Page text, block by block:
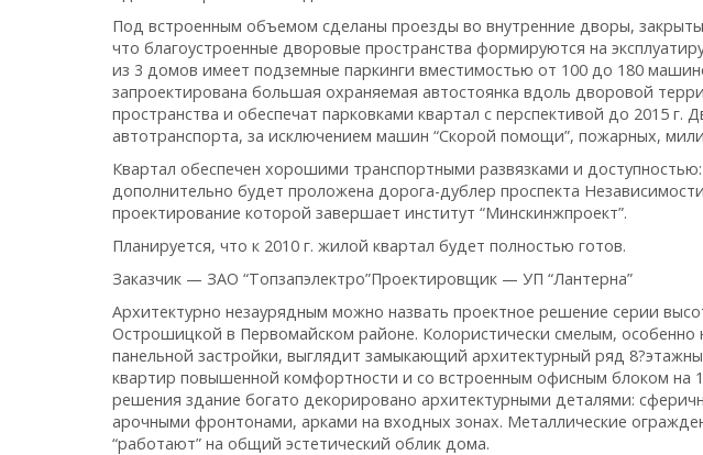
Под встроенным объемом сделаны проезды во внутренние дворы,
что благоустроенные дворовые пространства формируются на
из 3 домов имеет подземные паркинги вместимостью от 100 до 180
запроектирована большая охраняемая автостоянка вдоль дворовой
пространства и обеспечат парковками квартал с перспективой до 2015
автотранспорта, за исключением машин “Скорой помощи”, пожарных,
Квартал обеспечен хорошими транспортными развязками и
дополнительно будет проложена дорога-дублер проспекта
проектирование которой завершает институт “Минскинжпроект”.
Планируется, что к 2010 г. жилой квартал будет полностью готов.
Заказчик — ЗАО “Топзапэлектро”Проектировщик — УП “Лантерна”
Архитектурно незаурядным можно назвать проектное решение серии
Острошицкой в Первомайском районе. Колористически смелым,
панельной застройки, выглядит замыкающий архитектурный ряд
квартир повышенной комфортности и со встроенным офисным блоком на
решения здание богато декорировано архитектурными деталями:
арочными фронтонами, арками на входных зонах. Металлические
“работают” на общий эстетический облик дома.